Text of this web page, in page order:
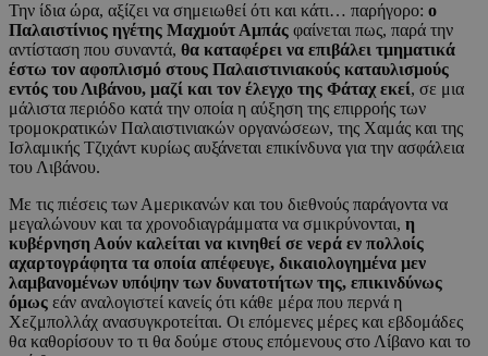
Την ίδια ώρα, αξίζει να σημειωθεί ότι και κάτι… παρήγορο: ο
Παλαιστίνιος ηγέτης Μαχμούτ Αμπάς φαίνεται πως, παρά την
αντίσταση που συναντά, θα καταφέρει να επιβάλει τμηματικά
έστω τον αφοπλισμό στους Παλαιστινιακούς καταυλισμούς
εντός του Λιβάνου, μαζί και τον έλεγχο της Φάταχ εκεί, σε μια
μάλιστα περιόδο κατά την οποία η αύξηση της επιρροής των
τρομοκρατικών Παλαιστινιακών οργανώσεων, της Χαμάς και της
Ισλαμικής Τζιχάντ κυρίως αυξάνεται επικίνδυνα για την ασφάλεια
του Λιβάνου.
Με τις πιέσεις των Αμερικανών και του διεθνούς παράγοντα να
μεγαλώνουν και τα χρονοδιαγράμματα να σμικρύνονται, η
κυβέρνηση Αούν καλείται να κινηθεί σε νερά εν πολλοίς
αχαρτογράφητα τα οποία απέφευγε, δικαιολογημένα μεν
λαμβανομένων υπόψην των δυνατοτήτων της, επικινδύνως
όμως εάν αναλογιστεί κανείς ότι κάθε μέρα που περνά η
Χεζμπολλάχ ανασυγκροτείται. Οι επόμενες μέρες και εβδομάδες
θα καθορίσουν το τι θα δούμε στους επόμενους στο Λίβανο και το